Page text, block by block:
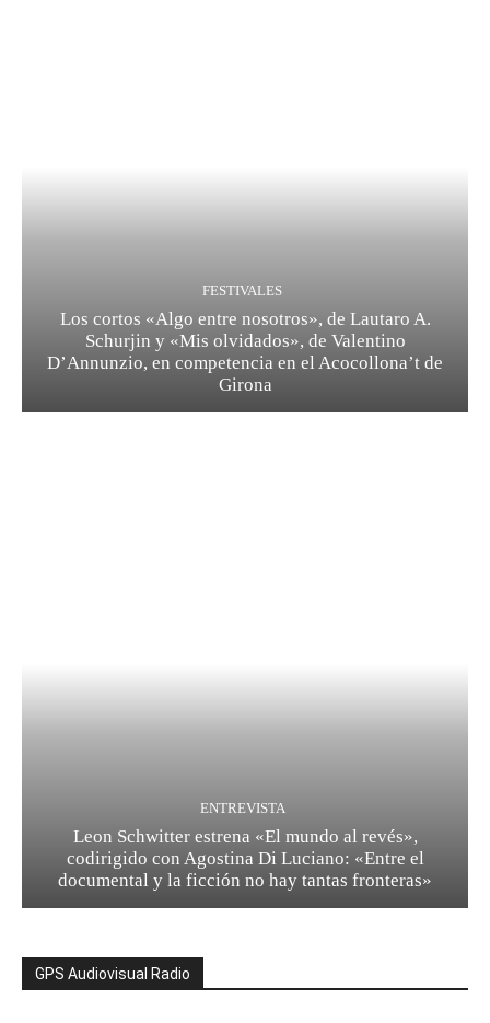
FESTIVALES
Los cortos «Algo entre nosotros», de Lautaro A.
Schurjin y «Mis olvidados», de Valentino
D’Annunzio, en competencia en el Acocollona’t de
Girona
ENTREVISTA
Leon Schwitter estrena «El mundo al revés»,
codirigido con Agostina Di Luciano: «Entre el
documental y la ficción no hay tantas fronteras»
GPS Audiovisual Radio